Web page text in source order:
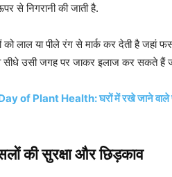
से निगरानी की जाती है.
लाल या पीले रंग से मार्क कर देती है
सीधे उसी जगह पर जाकर इलाज कर सकते हैं
of Plant Health: घरों में रखे जाने वाले
की सुरक्षा और छिड़काव